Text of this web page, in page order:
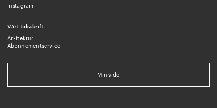
Instagram
Vårt tidsskrift
Arkitektur
Abonnementservice
Min side